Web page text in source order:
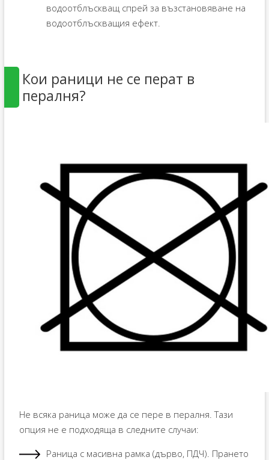
водоотблъскващ спрей за възстановяване на
водоотблъскващия ефект.
Кои раници не се перат в
пералня?
Не всяка раница може да се пере в пералня. Тази
опция не е подходяща в следните случаи:
Раница с масивна рамка (дърво, ПДЧ). Прането